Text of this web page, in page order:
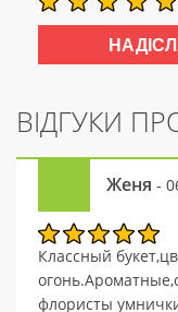
ВІДГУКИ
Женя -
Классный
флористы